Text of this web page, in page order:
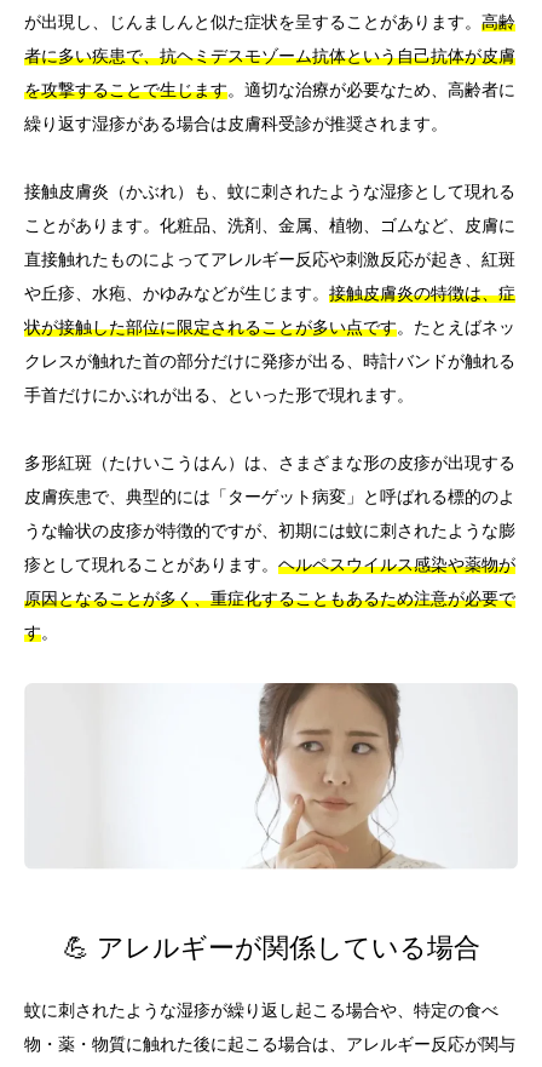
が出現し、じんましんと似た症状を呈することがあります。 高齢
者に多い疾患で、抗ヘミデスモゾーム抗体という自己抗体が皮膚
を攻撃することで生じます。適切な治療が必要なため、高齢者に
繰り返す湿疹がある場合は皮膚科受診が推奨されます。
接触皮膚炎（かぶれ）も、蚊に刺されたような湿疹として現れる
ことがあります。化粧品、洗剤、金属、植物、ゴムなど、皮膚に
直接触れたものによってアレルギー反応や刺激反応が起き、紅斑
や丘疹、水疱、かゆみなどが生じます。 接触皮膚炎の特徴は、症
状が接触した部位に限定されることが多い点です。たとえばネッ
クレスが触れた首の部分だけに発疹が出る、時計バンドが触れる
手首だけにかぶれが出る、といった形で現れます。
多形紅斑（たけいこうはん）は、さまざまな形の皮疹が出現する
皮膚疾患で、典型的には「ターゲット病変」と呼ばれる標的のよ
うな輪状の皮疹が特徴的ですが、初期には蚊に刺されたような膨
疹として現れることがあります。 ヘルペスウイルス感染や薬物が
原因となることが多く、重症化することもあるため注意が必要で
す。
💪 アレルギーが関係している場合
蚊に刺されたような湿疹が繰り返し起こる場合や、特定の食べ
物・薬・物質に触れた後に起こる場合は、アレルギー反応が関与